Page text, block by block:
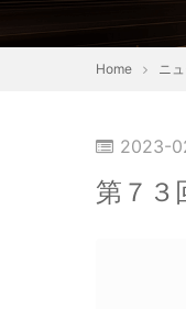
Home ニ
2023-
第７３